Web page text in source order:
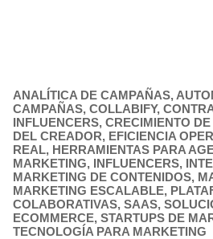
ANALÍTICA DE CAMPAÑAS,
CAMPAÑAS, COLLABIFY,
INFLUENCERS, CRECIMIENTO
DEL CREADOR, EFICIENCIA
REAL, HERRAMIENTAS PARA
MARKETING, INFLUENCERS,
MARKETING DE CONTENIDOS,
MARKETING ESCALABLE,
COLABORATIVAS, SAAS,
ECOMMERCE, STARTUPS DE
TECNOLOGÍA PARA MARKETING